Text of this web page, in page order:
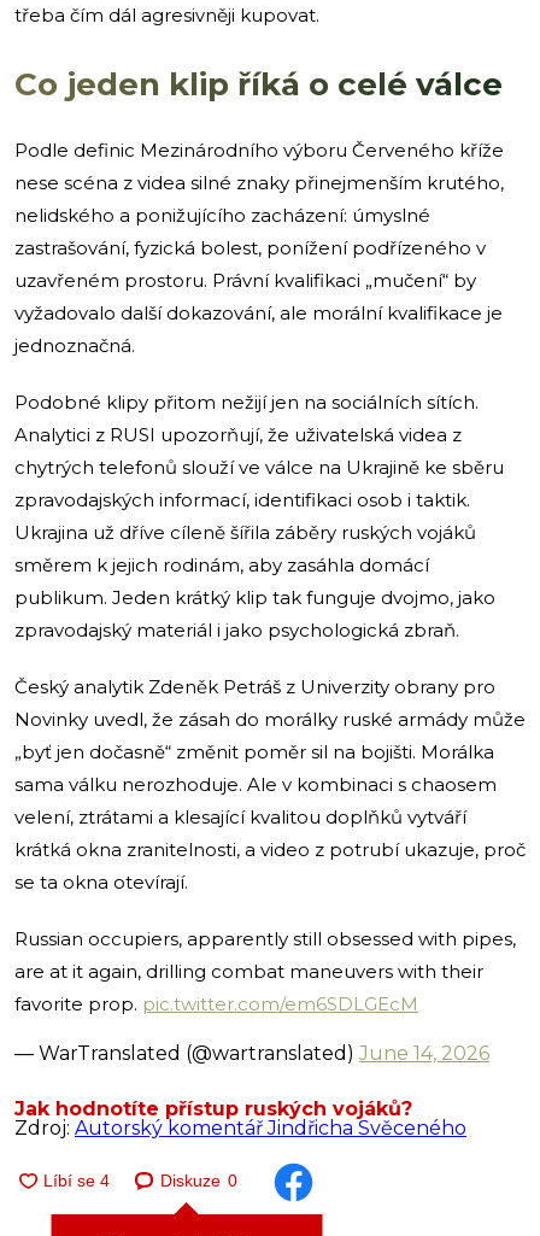
třeba čím dál agresivněji kupovat.
Co jeden klip říká o celé válce
Podle definic Mezinárodního výboru Červeného kříže
nese scéna z videa silné znaky přinejmenším krutého,
nelidského a ponižujícího zacházení: úmyslné
zastrašování, fyzická bolest, ponížení podřízeného v
uzavřeném prostoru. Právní kvalifikaci „mučení“ by
vyžadovalo další dokazování, ale morální kvalifikace je
jednoznačná.
Podobné klipy přitom nežijí jen na sociálních sítích.
Analytici z RUSI upozorňují, že uživatelská videa z
chytrých telefonů slouží ve válce na Ukrajině ke sběru
zpravodajských informací, identifikaci osob i taktik.
Ukrajina už dříve cíleně šířila záběry ruských vojáků
směrem k jejich rodinám, aby zasáhla domácí
publikum. Jeden krátký klip tak funguje dvojmo, jako
zpravodajský materiál i jako psychologická zbraň.
Český analytik Zdeněk Petráš z Univerzity obrany pro
Novinky uvedl, že zásah do morálky ruské armády může
„byť jen dočasně“ změnit poměr sil na bojišti. Morálka
sama válku nerozhoduje. Ale v kombinaci s chaosem
velení, ztrátami a klesající kvalitou doplňků vytváří
krátká okna zranitelnosti, a video z potrubí ukazuje, proč
se ta okna otevírají.
Russian occupiers, apparently still obsessed with pipes,
are at it again, drilling combat maneuvers with their
favorite prop. pic.twitter.com/em6SDLGEcM
— WarTranslated (@wartranslated) June 14, 2026
Jak hodnotíte přístup ruských vojáků?
Zdroj: Autorský komentář Jindřicha Svěceného
Diskuze 0